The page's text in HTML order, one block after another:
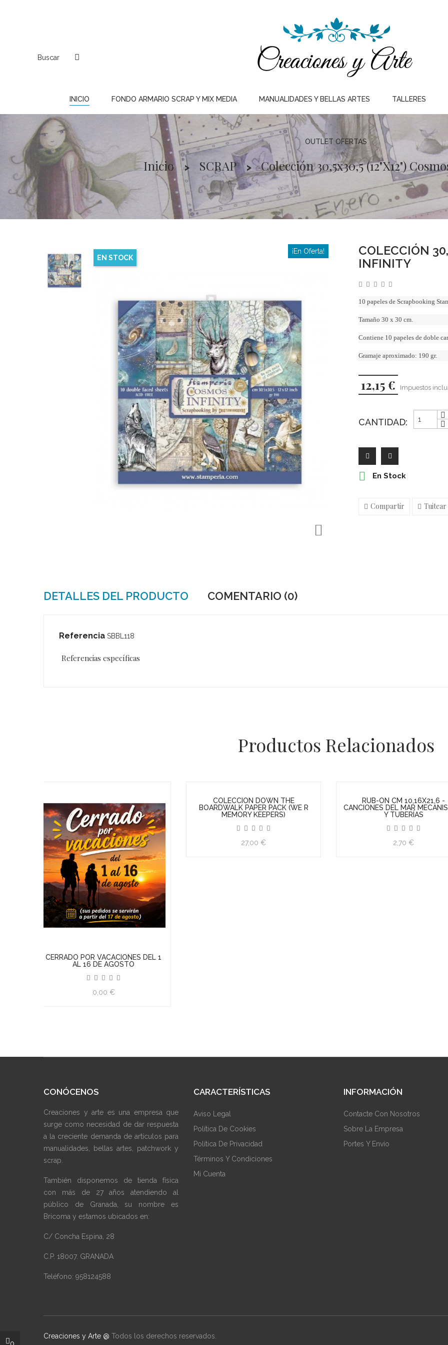
Buscar
INICIO FONDO ARMARIO SCRAP Y MIX MEDIA MANUALIDADES Y BELLAS ARTES TALLERES
OUTLET OFERTAS
Inicio SCRAP Colección 30,5x30,5 (12"x12")
¡En Oferta!
EN STOCK

COLECCIÓN
INFINITY
10 papeles de Scrapbooking
Tamaño 30 x 30 cm.
Contiene 10 papeles de doble
Gramaje aproximado: 190 gr.
12,15 € Impuestos
CANTIDAD:
 En Stock
Compartir Tuitear
DETALLES DEL PRODUCTO COMENTARIO (0)
Referencia SBBL118
Referencias específicas
Productos Relacionados
BOARDWALK PAPER PACK (WE R
MEMORY KEEPERS)
27,00 €
Oferta
RUB-ON CM 10,16X21,6 -
CANCIONES DEL MAR MECANISMOS
Y TUBERÍAS
2,70 €
Oferta
RUB-ON CM 10,16X21,6 -
INFINITY ZODIACO
CONÓCENOS
Creaciones y arte es una empresa que
surge como necesidad de dar respuesta
a la creciente demanda de artículos para
manualidades, bellas artes, patchwork y
scrap.
También disponemos de tienda física
con más de 27 años atendiendo al
público de Granada, su nombre es
Bricoma y estamos ubicados en:
C/ Concha Espina, 28
C.P. 18007. GRANADA
Teléfono: 958124588
CARACTERÍSTICAS
Aviso Legal
Política De Cookies
Política De Privacidad
Términos Y Condiciones
Mi Cuenta
INFORMACIÓN
Contacte Con Nosotros
Sobre La Empresa
Portes Y Envío
Creaciones y Arte @ Todos los derechos reservados.